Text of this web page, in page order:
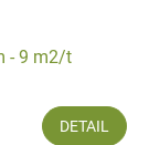
- 9 m2/t
DETAIL